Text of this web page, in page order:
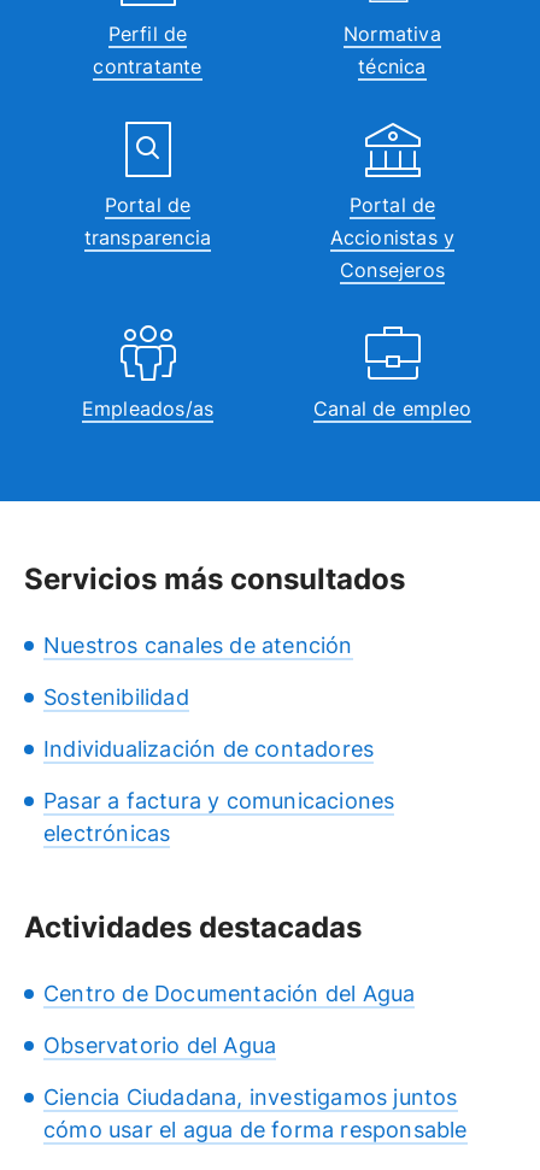
Perfil de
contratante
Normativa
técnica
Portal de
transparencia
Portal de
Accionistas y
Consejeros
Empleados/as Canal de empleo
Servicios más consultados
Nuestros canales de atención
Sostenibilidad
Individualización de contadores
Pasar a factura y comunicaciones
electrónicas
Actividades destacadas
Centro de Documentación del Agua
Observatorio del Agua
Ciencia Ciudadana, investigamos juntos
cómo usar el agua de forma responsable